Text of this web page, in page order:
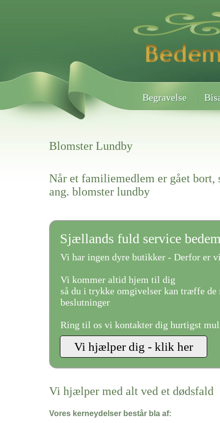
Begravelse
Blomster Lundby
Når et familiemedlem er gået bort,
ang. blomster lundby
Sjællands fuld service
Vi har ingen dyre butikker - Derfor er
Vi kommer altid hjem til dig
så du i trykke omgivelser kan træffe de
beslutninger
Ring til os vi kontakter dig hurtigst
Vi hjælper med alt ved et dødsfald
Vores kerneydelser består bla af: